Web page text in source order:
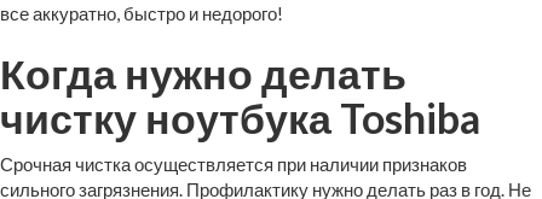
все аккуратно, быстро и недорого!
Когда нужно делать
чистку ноутбука Toshiba
Срочная чистка осуществляется при наличии признаков
сильного загрязнения. Профилактику нужно делать раз в год. Не